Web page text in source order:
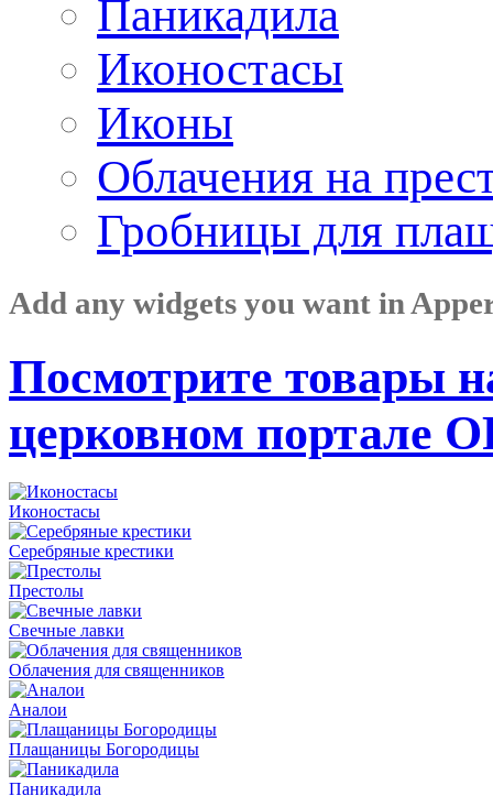
Паникадила
Иконостасы
Иконы
Облачения на
Гробницы для
Add any widgets you want in
Посмотрите товары
церковном портале
Иконостасы
Серебряные крестики
Престолы
Свечные лавки
Облачения для священников
Аналои
Плащаницы Богородицы
Паникадила